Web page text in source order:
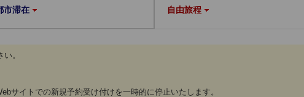
市滞在 自由旅程
。
サイトでの新規予約受け付けを一時的に停止いたします。